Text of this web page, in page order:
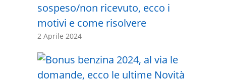
sospeso/non ricevuto, ecco i
motivi e come risolvere
2 Aprile 2024